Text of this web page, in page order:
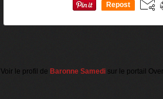
Repost
Voir le profil de Baronne Samedi sur le portail